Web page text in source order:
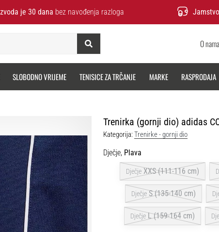
je 30 dana bez navođenja razloga
O nama
SLOBODNO VRIJEME TENISICE ZA TRČANJE MARKE RASPRODAJA
Trenirka (gornji dio) adidas
Kategorija:Trenirke - gornji dio
Dječje, Plava
Dječje XXS (111-116 cm)
Dječje S (135-140 cm)
Dječje L (159-164 cm)